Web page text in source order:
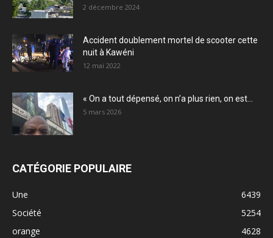
2 décembre 2024
Accident doublement mortel de scooter cette
nuit à Kawéni
12 mai 2022
« On a tout dépensé, on n’a plus rien, on est...
5 mars 2026
CATÉGORIE POPULAIRE
Une
6439
Société
5254
orange
4628